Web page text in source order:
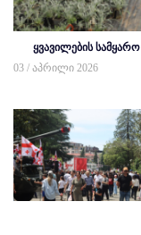
ყვავილების
03 / აპრილი 2026